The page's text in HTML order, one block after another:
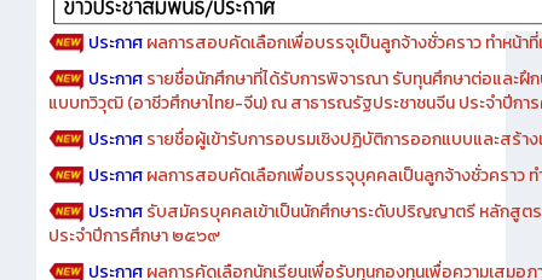
ประกาศผลการสอบคัดเลือกเพื่อบรรจุเป็นลูกจ้างชั่วคราว ทำหน้าที่
ประกาศ รายชื่อนักศึกษาที่ได้รับการพิจารณา รับทุนศึกษาต่อและฝึ
แบบทวิวุฒิ (อาชีวศึกษาไทย-จีน) ณ สาธารณรัฐประชาชนจีน ประจำปีก
ประกาศรายชื่อผู้เข้ารับการอบรมเชิงปฏิบัติการออกแบบและสร้า
ประกาศผลการสอบคัดเลือกเพื่อบรรจุบุคคลเป็นลูกจ้างชั่วคราว ท
ประกาศรับสมัครบุคคลเข้าเป็นนักศึกษาระดับปริญญาตรี หลักสูต
ประจำปีการศึกษา ๒๕๖๙